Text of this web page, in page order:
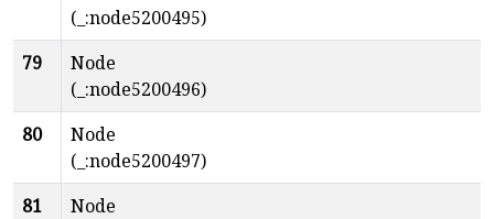
(_:node5200495)
79
Node
(_:node5200496)
80
Node
(_:node5200497)
81
Node